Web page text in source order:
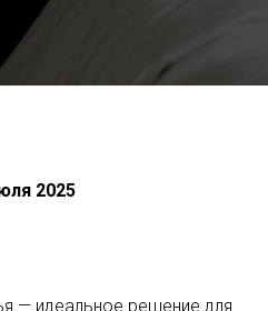
2025
— идеальное решение для